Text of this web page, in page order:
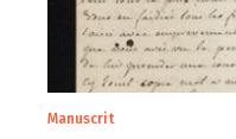
Manuscrit